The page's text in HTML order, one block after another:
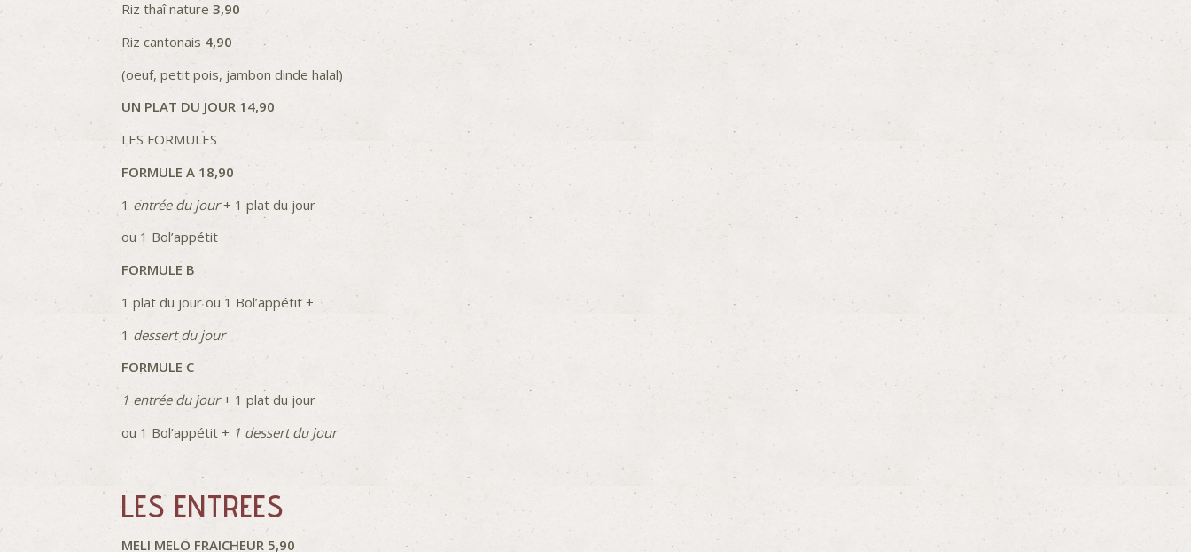
Riz thaî nature 3,90
Riz cantonais 4,90
(oeuf, petit pois, jambon dinde halal)
UN PLAT DU JOUR 14,90
LES FORMULES
FORMULE A 18,90
1 entrée du jour+ 1 plat du jour
ou 1 Bol’appétit
FORMULE B
1 plat du jour ou 1 Bol’appétit +
1 dessert du jour
FORMULE C
1 entrée du jour+ 1 plat du jour
ou 1 Bol’appétit + 1 dessert du jour
LES ENTREES
MELI MELO FRAICHEUR 5,90